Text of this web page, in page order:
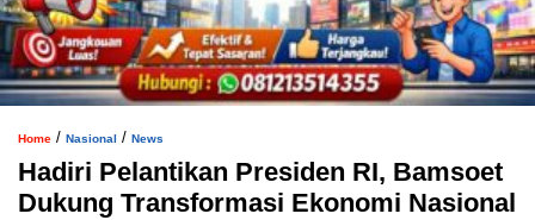
Home / Nasional / News
Hadiri Pelantikan Presiden RI, Bamsoet
Dukung Transformasi Ekonomi Nasional